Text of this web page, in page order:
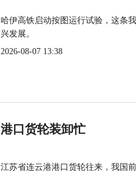
哈伊高铁启动按图运行试验，这条
兴发展。
2026-08-07 13:38
港口货轮装卸忙
江苏省连云港港口货轮往来，我国